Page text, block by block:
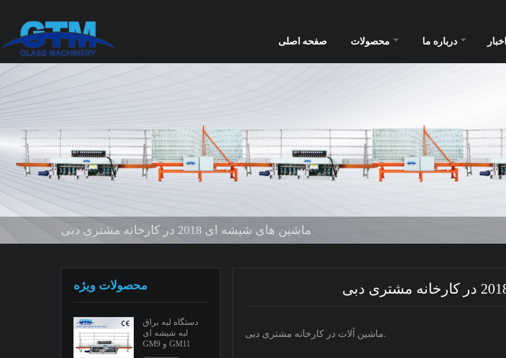
صفحه اصلی محصولات درباره ما اخبار
ماشین های شیشه ای 2018 در کارخانه مشتری دبی
محصولات ویژه
دستگاه لبه براق
لبه شیشه ای
GM9 و GM11
ماشین آلات در کارخانه مشتری دبی.